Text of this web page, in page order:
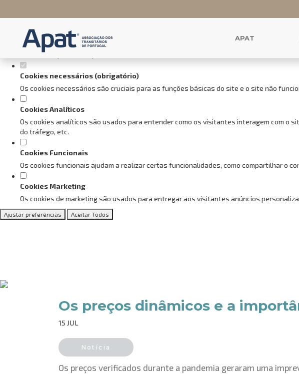
Defina as suas preferências de cookies
Este website utiliza cookies estritamente necessários, analíticos e funcionais, para lhe
Consulte a nossa
Cookies necessários (obrigatório)
Os cookies necessários são cruciais para as funções básicas do site e o site não
Cookies Analíticos
Os cookies analíticos são usados para entender como os visitantes interagem com o
do tráfego, etc.
Cookies Funcionais
Os cookies funcionais ajudam a realizar certas funcionalidades, como compartilhar o
Cookies Marketing
Os cookies de marketing são usados para entregar aos visitantes anúncios
Ajustar preferências Aceitar Todos
APAT
Os preços dinâmicos e a
15 JUL
Notícia
Os preços verificados durante a pandemia geraram uma